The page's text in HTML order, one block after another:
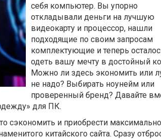
себя компьютер. Вы упорно
откладывали деньги на лучшую
видеокарту и процессор, нашли
подходящие по своим запросам
комплектующие и теперь
одеть вашу мечту в достойный
Можно ли здесь экономить или
не надо? Выбирать ноунейм или
проверенный бренд? Давайте
для ПК.
сэкономить и приобрести максимально
китайского сайта. Сразу